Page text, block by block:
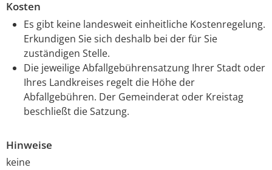
Kosten
Es gibt keine landesweit einheitliche Kostenregelung.
Erkundigen Sie sich deshalb bei der für Sie
zuständigen Stelle.
Die jeweilige Abfallgebührensatzung Ihrer Stadt oder
Ihres Landkreises regelt die Höhe der
Abfallgebühren. Der Gemeinderat oder Kreistag
beschließt die Satzung.
Hinweise
keine